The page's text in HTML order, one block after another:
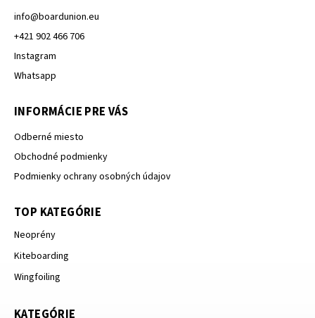
info@boardunion.eu
+421 902 466 706
Instagram
Whatsapp
INFORMÁCIE PRE VÁS
Odberné miesto
Obchodné podmienky
Podmienky ochrany osobných údajov
TOP KATEGÓRIE
Neoprény
Kiteboarding
Wingfoiling
KATEGÓRIE